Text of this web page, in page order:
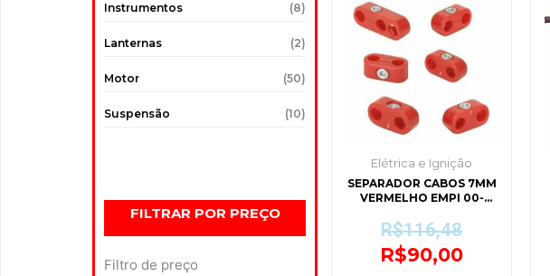
Instrumentos (8)
Lanternas (2)
Motor (50)
Suspensão (10)
FILTRAR POR PREÇO
Filtro de preço
Elétrica e Ignição
SEPARADOR CABOS 7MM
VERMELHO EMPI 00-
R$116,48
preço
era:
R$90,00
preço
é: